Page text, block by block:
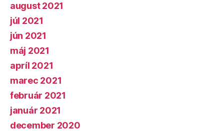
august 2021
júl 2021
jún 2021
máj 2021
apríl 2021
marec 2021
február 2021
január 2021
december 2020